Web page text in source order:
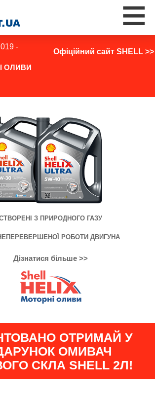
Офіційний сайт SHELL >>
-
ОЛИВИ
З ПРИРОДНОГО ГАЗУ
РОБОТИ ДВИГУНА
Дізнатися більше >>
ОТРИМАЙ У
ОМИВАЧ
СКЛА SHELL 2Л!